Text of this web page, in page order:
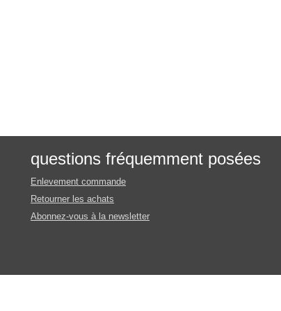
questions fréquemment posées
Enlevement commande
Retourner les achats
Abonnez-vous à la newsletter